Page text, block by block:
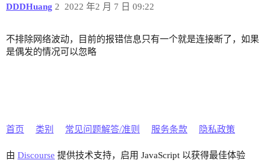
DDDHuang 2022 年2 月 7 日 09:22
2
不排除网络波动，目前的报错信息只有一个就是连接断了，如果
是偶发的情况可以忽略
首页 类别 常见问题解答/准则 服务条款 隐私政策
由 Discourse 提供技术支持，启用 JavaScript 以获得最佳体验